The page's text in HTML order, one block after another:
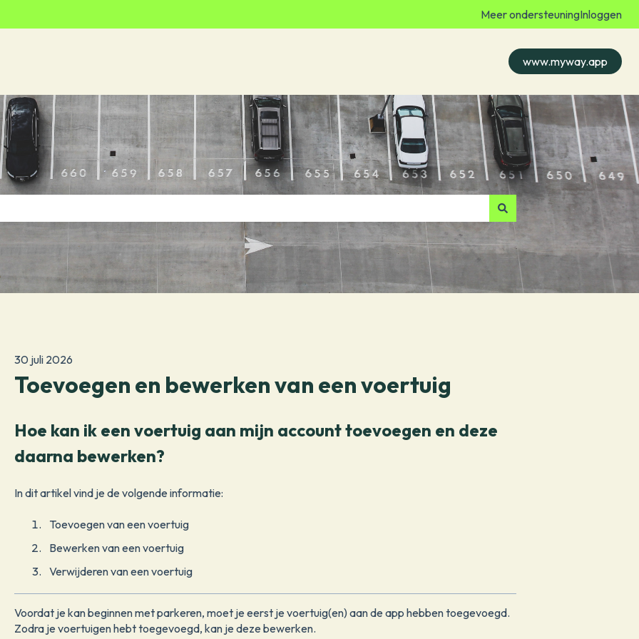
Meer ondersteuningInloggen
www.myway.app
is leeg.
30 juli 2026
Toevoegen en bewerken van een voertuig
Hoe kan ik een voertuig aan mijn account toevoegen en deze
daarna bewerken?
In dit artikel vind je de volgende informatie:
Toevoegen van een voertuig
Bewerken van een voertuig
Verwijderen van een voertuig
Voordat je kan beginnen met parkeren, moet je eerst je voertuig(en) aan de app hebben toegevoegd.
Zodra je voertuigen hebt toegevoegd, kan je deze bewerken.